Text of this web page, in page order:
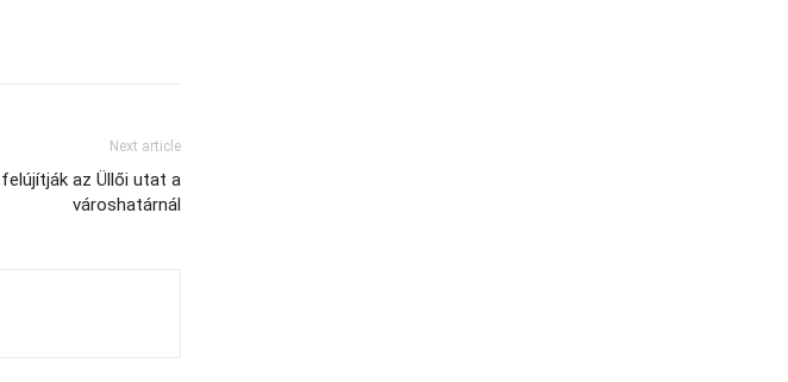
Next article
az Üllői utat a
városhatárnál